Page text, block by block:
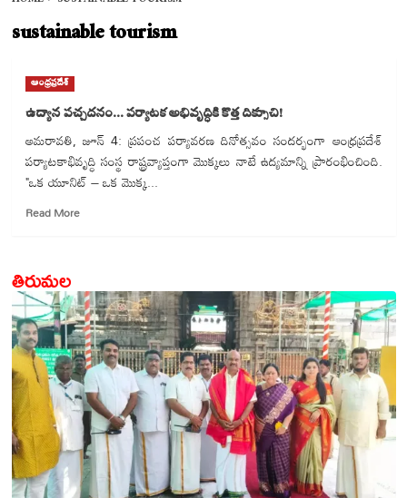
sustainable tourism
ఆంధ్రప్రదేశ్
ఉద్యాన పచ్చదనం… పర్యాటక అభివృద్ధికి కొత్త దిక్సూచి!
అమరావతి, జూన్ 4: ప్రపంచ పర్యావరణ దినోత్సవం సందర్భంగా ఆంధ్రప్రదేశ్
పర్యాటకాభివృద్ధి సంస్థ రాష్ట్రవ్యాప్తంగా మొక్కలు నాటే ఉద్యమాన్ని ప్రారంభించింది.
"ఒక యూనిట్ – ఒక మొక్క...
Read MoreRead
పర్యాటక
అభివృద్ధికి
కొత్త
దిక్సూచి!
తిరుమల